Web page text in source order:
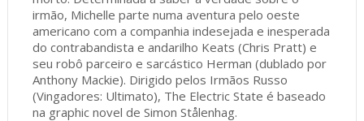
irmão, Michelle parte numa aventura pelo oeste
americano com a companhia indesejada e inesperada
do contrabandista e andarilho Keats (Chris Pratt) e
seu robô parceiro e sarcástico Herman (dublado por
Anthony Mackie). Dirigido pelos Irmãos Russo
(Vingadores: Ultimato), The Electric State é baseado
na graphic novel de Simon Stålenhag.